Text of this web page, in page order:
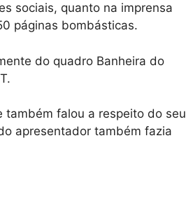
sociais, quanto na imprensa
páginas bombásticas.
do quadro Banheira do
também falou a respeito do seu
apresentador também fazia